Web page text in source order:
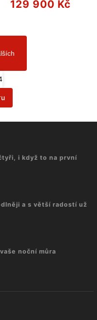
129 900 Kč
i když to na první
a s větší radostí už
noční můra